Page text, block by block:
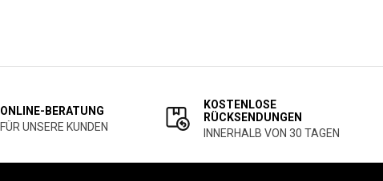
ONLINE-BERATUNG
FÜR UNSERE KUNDEN
KOSTENLOSE
RÜCKSENDUNGEN
INNERHALB VON 30 TAGEN